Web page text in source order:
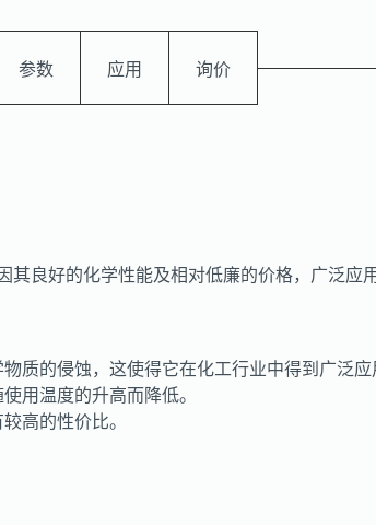
参数 应用 询价
良好的化学性能及相对低廉的价格，广泛应
质的侵蚀，这使得它在化工行业中得到广泛应
用温度的升高而降低。
高的性价比。